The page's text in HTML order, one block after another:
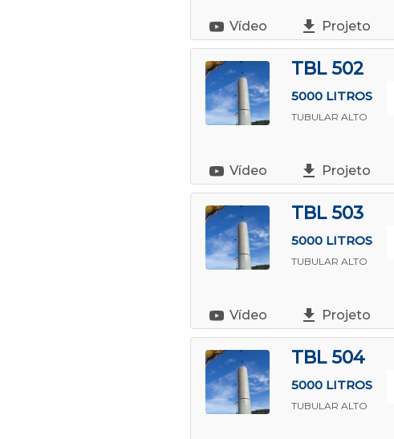
Vídeo Projeto
TBL 502
5000 LITROS
TUBULAR ALTO
Vídeo Projeto
TBL 503
5000 LITROS
TUBULAR ALTO
Vídeo Projeto
TBL 504
5000 LITROS
TUBULAR ALTO